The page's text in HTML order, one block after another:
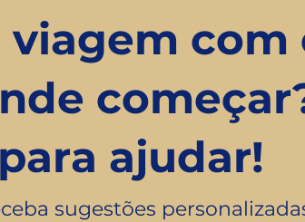
com
ajudar!
sugestões